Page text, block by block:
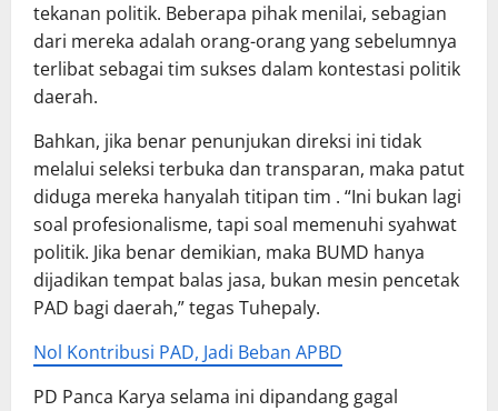
tekanan politik. Beberapa pihak menilai, sebagian
dari mereka adalah orang-orang yang sebelumnya
terlibat sebagai tim sukses dalam kontestasi politik
daerah.
Bahkan, jika benar penunjukan direksi ini tidak
melalui seleksi terbuka dan transparan, maka patut
diduga mereka hanyalah titipan tim . “Ini bukan lagi
soal profesionalisme, tapi soal memenuhi syahwat
politik. Jika benar demikian, maka BUMD hanya
dijadikan tempat balas jasa, bukan mesin pencetak
PAD bagi daerah,” tegas Tuhepaly.
Nol Kontribusi PAD, Jadi Beban APBD
PD Panca Karya selama ini dipandang gagal